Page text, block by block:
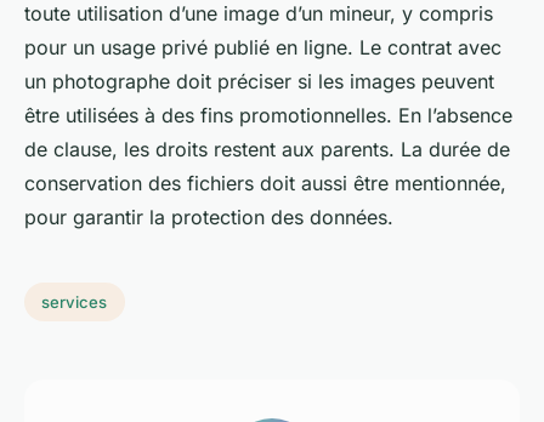
toute utilisation d’une image d’un mineur, y compris
pour un usage privé publié en ligne. Le contrat avec
un photographe doit préciser si les images peuvent
être utilisées à des fins promotionnelles. En l’absence
de clause, les droits restent aux parents. La durée de
conservation des fichiers doit aussi être mentionnée,
pour garantir la protection des données.
services